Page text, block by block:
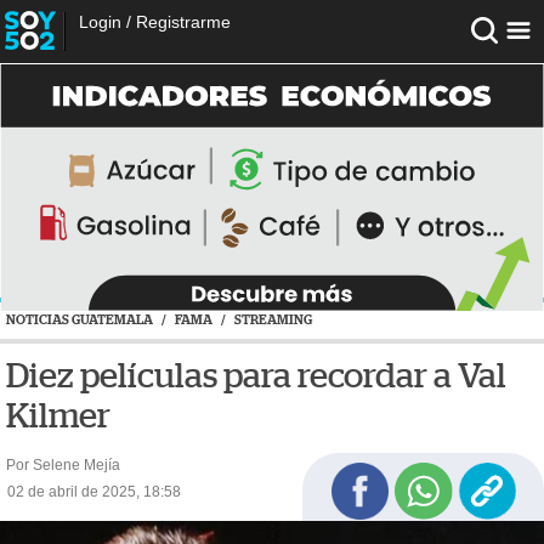
Login / Registrarme
NOTICIAS GUATEMALA / FAMA / STREAMING
Diez películas para recordar a Val
Kilmer
Por Selene Mejía
02 de abril de 2025, 18:58